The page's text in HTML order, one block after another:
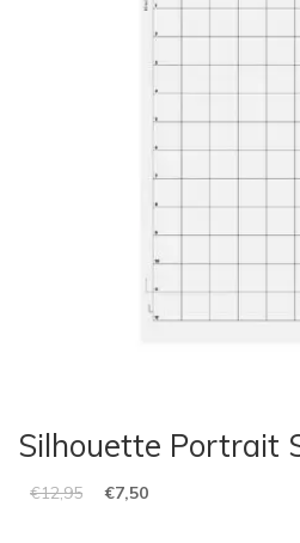
Silhouette Portrait
€12,95 €7,50